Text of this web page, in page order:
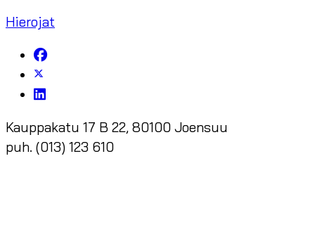
Hierojat
Kauppakatu 17 B 22, 80100 Joensuu
puh. (013) 123 610